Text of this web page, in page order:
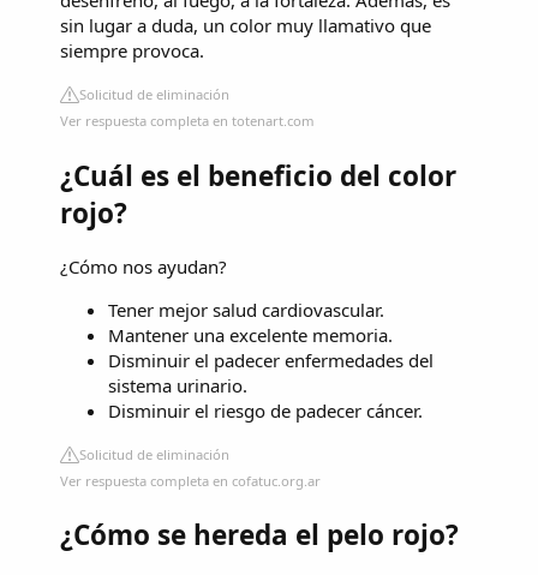
sin lugar a duda, un color muy llamativo que
siempre provoca.
Solicitud de eliminación
Ver respuesta completa en totenart.com
¿Cuál es el beneficio del color
rojo?
¿Cómo nos ayudan?
Tener mejor salud cardiovascular.
Mantener una excelente memoria.
Disminuir el padecer enfermedades del
sistema urinario.
Disminuir el riesgo de padecer cáncer.
Solicitud de eliminación
Ver respuesta completa en cofatuc.org.ar
¿Cómo se hereda el pelo rojo?